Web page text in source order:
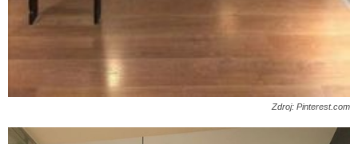
Zdroj: Pinterest.com